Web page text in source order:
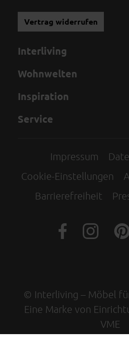
Vertrag widerrufen
Interliving
Wohnwelten
Inspiration
Service
Impressum
Cookie-Einstellungen
Barrierefreiheit
© Interliving – Möbel
Eine Marke von
VME